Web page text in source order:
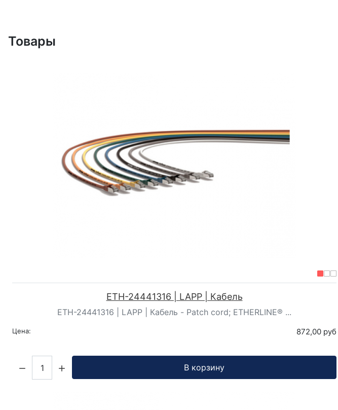
Товары
ETH-24441316 | LAPP | Кабель
ETH-24441316 | LAPP | Кабель - Patch cord; ETHERLINE® ...
Цена: 872,00 руб
В корзину